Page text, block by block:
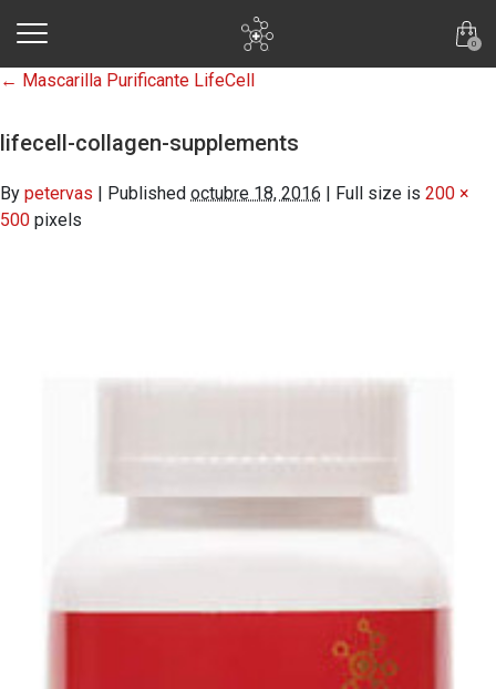
0
← Mascarilla Purificante LifeCell
lifecell-collagen-supplements
By petervas | Published octubre 18, 2016 | Full size is 200 ×
500 pixels